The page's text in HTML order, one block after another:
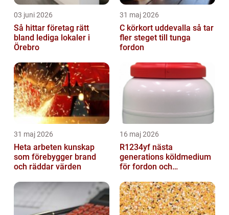
03 juni 2026
Så hittar företag rätt
bland lediga lokaler i
Örebro
31 maj 2026
C körkort uddevalla så tar
fler steget till tunga
fordon
31 maj 2026
Heta arbeten kunskap
som förebygger brand
och räddar värden
16 maj 2026
R1234yf nästa
generations köldmedium
för fordon och